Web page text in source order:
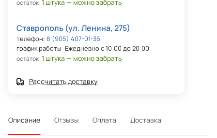
остаток:1 штука — можно забрать
Ставрополь (ул. Ленина, 275)
телефон: 8 (905) 407-01-36
график работы: Ежедневно с 10:00 до 20:00
остаток:1 штука — можно забрать
Рассчитать доставку
Описание Отзывы Оплата Доставка